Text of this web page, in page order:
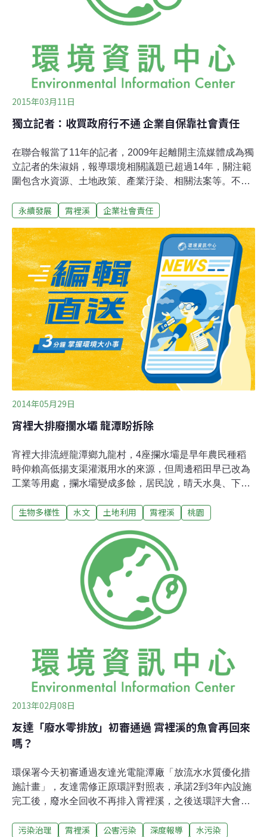
光電（AUO）、中華映管（CPT）兩間面板大廠在霄裡溪
上游設廠，並將大量放流水的廢水進入該溪。不過，當年
而讓兩廠的放流水都以「合乎標準」的名義持續排放，造
成溪流魚、蝦甚至福壽螺的死亡，民眾身體
2015年03月11日
獨立記者：收買政府行不通 企業自保靠社會責任
在聯合報當了11年的記者，2009年起離開主流媒體成為獨
立記者的朱淑娟，報導環境相關議題已超過14年，關注範
圍包含水資源、土地政策、產業汙染、相關法案等。不管
清楚整件事的來龍去脈，並做深入的研究及探討，再將最
注。利益之下 被犧牲的環境和勞工成本談到企業與政府之
間的關係，朱淑娟提到，理想的情況是由政府訂定符合環
境永續、人民利益和經濟發展的政策法規，而企業只需依
法令規定做事就能獲得營運的保障。但實際狀況卻混淆了
以上的論理程序，很多企業會遊說政府，或遊說立法單位
來改變政策，為達到企業本身最大利益，不惜以環境成本
和勞工成本做為代價。網路連結發達的現在，公民意識逐
漸崛起，愈來愈多民眾開始關注公眾議題，帶給政府前所
未有的壓力，甚至成為政黨更替的重要原因。誠實面對大
眾 承擔企業社會責任企業應該要明瞭，政府
永續發展 霄裡溪 企業社會責任
2014年05月29日
宵裡大排廢攔水壩 龍潭盼拆除
宵裡大排流經龍潭鄉九龍村，4座攔水壩是早年農民種稻
時仰賴高低揚支渠灌溉用水的來源，但周邊稻田早已改為
工業等用處，攔水壩變成多餘，居民說，晴天水臭、下雨
民代表林鴻斌表示，中正路、中興路兩處地下雨水道都在
座攔水壩，已喪失攔水供應渠道的功能，壩體前方淤積嚴
重，形成積水的小水塘，晴天時，水流靜止散發惡臭，下
大雨時，各地的地下雨水道匯流後就宣洩不及，造成淹水
災情。縣府水務局長李戎威說，將聯繫水利會派員會勘，
若確有必要，會儘快動工拆除壩體並清淤。
生物多樣性 水文 土地利用 霄裡溪 桃園
2013年02月08日
友達「廢水零排放」初審通過 霄裡溪的魚會再回來
嗎？
環保署今天初審通過友達光電龍潭廠「放流水水質優化措
施計畫」，友達需修正原環評對照表，承諾2到3年內設施
完工後，廢水全回收不再排入霄裡溪，之後送環評大會確
零排放方案，霄裡溪居民等了13年，「還我清淨霄裡溪」
污染治理 霄裡溪 公害污染 深度報導
水污染